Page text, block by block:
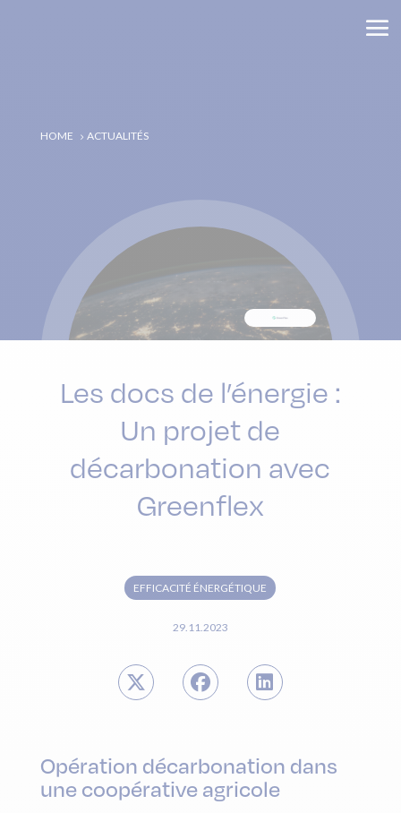
HOME 5 ACTUALITÉS
Les docs de l’énergie :
Un projet de
décarbonation avec
Greenflex
EFFICACITÉ ÉNERGÉTIQUE
29.11.2023
Opération décarbonation dans
une coopérative agricole